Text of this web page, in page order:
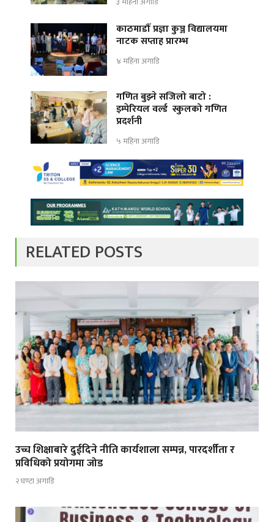
काठमाडौँ प्रज्ञा कुञ्ज विद्यालयमा
नाटक सप्ताह प्रारम्भ
४ महिना अगाडि
गणित बुझ्ने सजिलो बाटो :
इम्पेरियल वर्ल्ड स्कुलको गणित
प्रदर्शनी
५ महिना अगाडि
RELATED POSTS
उच्च शिक्षाबारे दुईदिने नीति कार्यशाला सम्पन्न, पारदर्शीता र
प्रविधिको प्रयोगमा जोड
२ घण्टा अगाडि